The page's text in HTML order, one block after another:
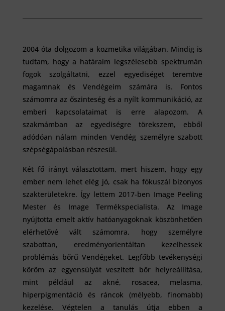
2004 óta dolgozom a kozmetika világában. Mindig is
tudtam, hogy a határaim legszélesebb spektrumán
fogok szolgáltatni, ezzel egyediséget teremtve
magamnak és Vendégeim számára is. Fontos
számomra az őszinteség és a nyílt kommunikáció, az
emberi kapcsolataimat is erre alapozom. A
szakmámban az egyediségre törekszem, ebből
adódóan nálam minden Vendég személyre szabott
szépségápolásban részesül.
Két fő irányt választottam, mert hiszem, hogy egy
ember nem lehet elég jó, csak ha fókuszál bizonyos
szakterületekre. Így lettem 2017-ben Image Peeling
Mester és Image Termékspecialista. Az Image
nyújtotta emelt aktív hatóanyagoknak köszönhetően
elérhetővé vált számomra, hogy személyre
szabottan, eredményorientáltan kezelhessek
problémás bőrű Vendégeket. Legfőbb tevékenységi
köröm az egyensúlyát veszített bőr helyreállítása,
mint például az akné, rosacea, melasma,
hiperpigmentáció és ráncok (mélyebb, finomabb)
kezelése. Végtelen a tanulás útja ebben a